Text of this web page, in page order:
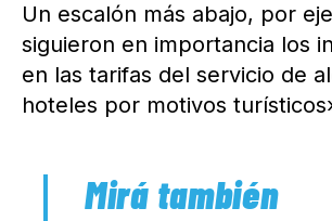
Un escalón más abajo, por
siguieron en importancia los
en las tarifas del servicio de
hoteles por motivos